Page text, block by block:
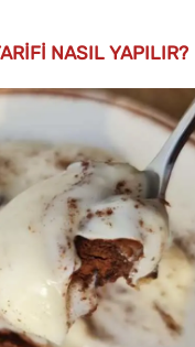
NASIL YAPILIR?